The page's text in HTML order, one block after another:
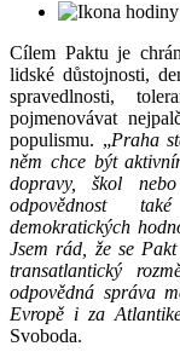
Cílem Paktu je
lidské důstojnosti,
spravedlnosti,
pojmenovávat
populismu. „Praha
něm chce být
dopravy, škol
odpovědnost
demokratických
Jsem rád, že se
transatlantický
odpovědná správa
Evropě i za
Svoboda.